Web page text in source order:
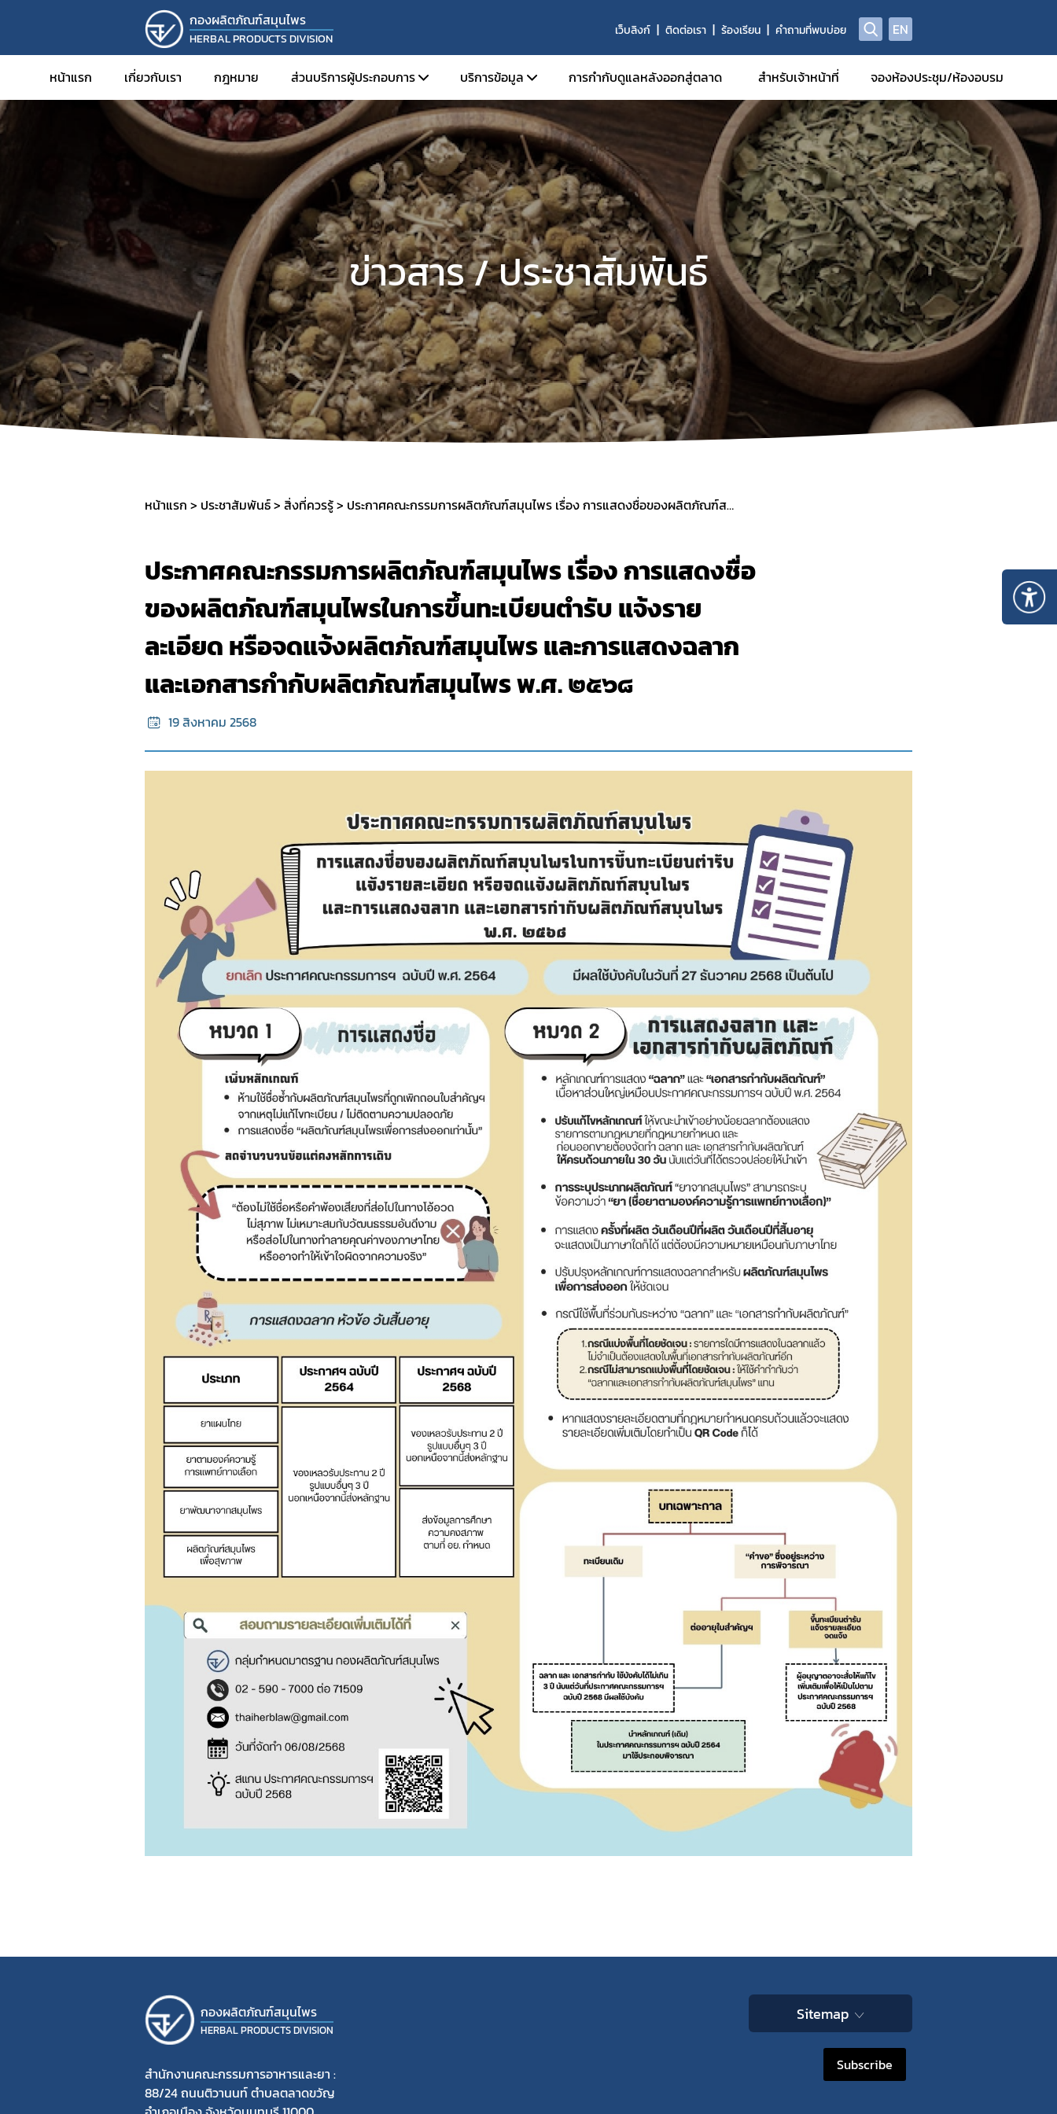
กองผลิตภัณฑ์สมุนไพร
HERBAL PRODUCTS DIVISION
เว็บลิงก์ ติดต่อเรา ร้องเรียน คำถามที่พบบ่อย EN
หน้าแรก เกี่ยวกับเรา กฎหมาย ส่วนบริการผู้ประกอบการ
การขออนุญาตสถานที่
การขออนุญาตผลิตภัณฑ์
การขออนุญาตโฆษณา
การขอรับรองมาตรฐานสถานที่ผลิตภัณฑ์สมุนไพร
การขอพิจารณาแบบแปลนสถานที่ผลิตผลิตภัณฑ์
สมุนไพรและสถานที่ผลิตร่วม
การดำเนินการเกี่ยวกับการวิจัยทางคลินิก
การขอรับรองวัตถุดิบสมุนไพร ด้านคุณภาพ
การนำเข้าวัตถุดิบ
การรายงานการผลิต / นำเข้า
ค่าใช้จ่ายที่จะจัดเก็บจากผู้ยื่นคำขอ
การแจ้งการผลิตหรือนำเข้าผลิตภัณฑ์สมุนไพร
คู่มือประชาชน
บริการข้อมูล
การขึ้นบัญชี ผู้เชี่ยวชาญ องค์กรผู้เชี่ยวชาญ
รายนามสถานที่ผลิตที่ได้รับการรับรองมาตรฐานการ
ผลิตที่ดี
หลักสูตรการอบรมสำหรับการปฏิบัติงานของผู้มีหน้าที่
ปฏิบัติการในสถานที่ผลิต นำเข้า ขาย และเก็บรักษา
ผลิตภัณฑ์สมุนไพรที่ผ่านการรับรองโดย อย.
บัญชีรายชื่อคณะกรรมการที่พิจารณาโครงการวิจัยทาง
คลินิกเกี่ยวกับผลิตภัณฑ์สมุนไพร
ผลิตภัณฑ์สมุนไพรซึ่งมี กระท่อม เป็นส่วนประกอบที่ได้
รับอนุญาตจากสำนักงานคณะกรรมการอาหารและยา
ฐานข้อมูลผู้รับจ้างผลิตผลิตภัณฑ์สมุนไพรใน
ประเทศไทย
ฐานข้อมูลสำหรับการจดแจ้งผลิตภัณฑ์สมุนไพร
ข้อมูลสถิติ
สถานการณ์วิกฤติ
การกำกับดูแลหลังออกสู่ตลาด สำหรับเจ้าหน้าที่ จองห้องประชุม/ห้องอบรม
ข่าวสาร / ประชาสัมพันธ์
หน้าแรก ประชาสัมพันธ์ สิ่งที่ควรรู้ ประกาศคณะกรรมการผลิตภัณฑ์สมุนไพร เรื่อง การแสดงชื่อของผลิตภัณฑ์สมุนไพรในการขึ้นทะเบียนตำรับ แจ้งรายละเอียด หรือจดแจ้งผลิตภัณฑ์สมุนไพร และการแสดงฉลาก และเอกสารกำกับผลิตภัณฑ์สมุนไพร พ.ศ. ๒๕๖๘
ประกาศคณะกรรมการผลิตภัณฑ์สมุนไพร เรื่อง การแสดงชื่อ
ของผลิตภัณฑ์สมุนไพรในการขึ้นทะเบียนตำรับ แจ้งราย
ละเอียด หรือจดแจ้งผลิตภัณฑ์สมุนไพร และการแสดงฉลาก
และเอกสารกำกับผลิตภัณฑ์สมุนไพร พ.ศ. ๒๕๖๘
19 สิงหาคม 2568
กองผลิตภัณฑ์สมุนไพร
HERBAL PRODUCTS DIVISION
สำนักงานคณะกรรมการอาหารและยา :
88/24 ถนนติวานนท์ ตำบลตลาดขวัญ
Sitemap
Subscribe
Subscribe
เลือกหัวข้อที่ท่านต้องการ Subscribe
สมุนไพรใหม่